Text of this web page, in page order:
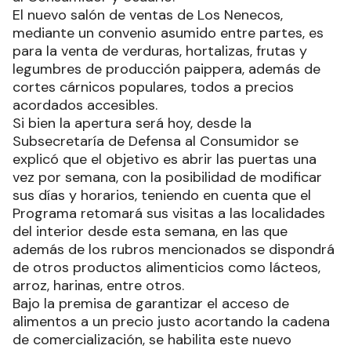
El nuevo salón de ventas de Los Nenecos,
mediante un convenio asumido entre partes, es
para la venta de verduras, hortalizas, frutas y
legumbres de producción paippera, además de
cortes cárnicos populares, todos a precios
acordados accesibles.
Si bien la apertura será hoy, desde la
Subsecretaría de Defensa al Consumidor se
explicó que el objetivo es abrir las puertas una
vez por semana, con la posibilidad de modificar
sus días y horarios, teniendo en cuenta que el
Programa retomará sus visitas a las localidades
del interior desde esta semana, en las que
además de los rubros mencionados se dispondrá
de otros productos alimenticios como lácteos,
arroz, harinas, entre otros.
Bajo la premisa de garantizar el acceso de
alimentos a un precio justo acortando la cadena
de comercialización, se habilita este nuevo